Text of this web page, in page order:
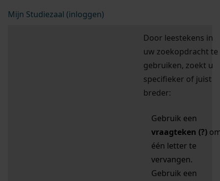
Mijn Studiezaal (inloggen)
Door leestekens in
uw zoekopdracht te
gebruiken, zoekt u
specifieker of juist
breder:
Gebruik een
vraagteken (?)
één letter te
vervangen.
Gebruik een